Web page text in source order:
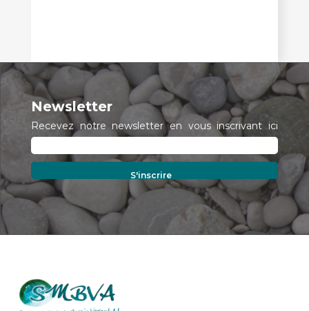
Newsletter
Recevez notre newsletter en vous inscrivant ici